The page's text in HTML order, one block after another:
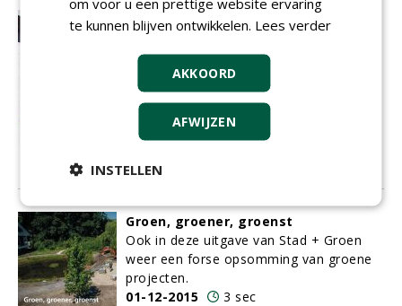
Nieuwe staatssecretaris krijgt te
maken met toepassingsverbod
Wilma Mansveld (PvdA) is opgestapt als
staatssecretaris Infrastructuur en Milieu.
Haar positie werd onhoudbaar na de
publicatie van het eindrapport van de
parlementaire enquêtecommissie over
01-12-2015
Groen, groener, groenst
Ook in deze uitgave van Stad + Groen
weer een forse opsomming van groene
projecten.
01-12-2015
3 sec
te kunnen blijven ontwikkelen. Lees verder
AKKOORD
AFWIJZEN
INSTELLEN